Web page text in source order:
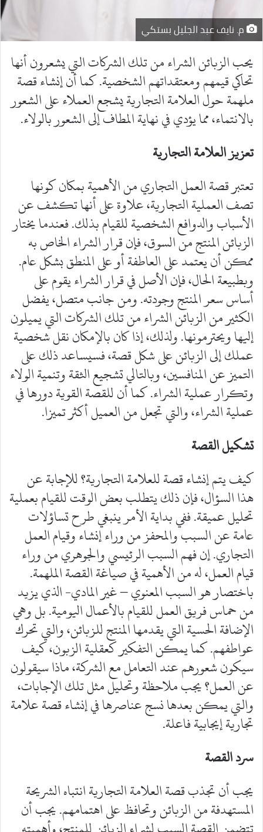
م. نايف عبد الجليل بستكي
يحب الزبائن الشراء من تلك الشركات التي يشعرون أنها
تحاكي قيمهم ومعتقداتهم الشخصية. كما أن إنشاء قصة
ملهمة حول العلامة التجارية يشجع العملاء على الشعور
بالانتماء، مما يؤدي في نهاية المطاف إلى الشعور بالولاء.
تعزيز العلامة التجارية
تعتبر قصة العمل التجاري من الأهمية بمكان كونها
تصف العملية التجارية، علاوة على أنها تكشف عن
الأسباب والدوافع الشخصية للقيام بذلك. فعندما يختار
الزبائن المنتج من السوق، فإن قرار الشراء الخاص به
ممكن أن يعتمد على العاطفة أو على المنطق بشكل عام.
وبطبيعة الحال، فإن الأصل في قرار الشراء يقوم على
أساس سعر المنتج وجودته. ومن جانب متصل، يفضل
الكثير من الزبائن الشراء من تلك الشركات التي يميلون
إليها ويحترمونها. ولذلك، إذا كان بالإمكان نقل شخصية
عملك إلى الزبائن على شكل قصة، فسيساعد ذلك على
التميز عن المنافسين، وبالتالي تشجيع الثقة وتنمية الولاء
وتكرار عملية الشراء. كما أن للقصة القوية دورها في
عملية الشراء، والتي تجعل من العميل أكثر تميزا.
تشكيل القصة
كيف يتم إنشاء قصة للعلامة التجارية؟ للإجابة عن
هذا السؤال، فإن ذلك يتطلب بعض الوقت للقيام بعملية
تحليل عميقة. ففي بداية الأمر ينبغي طرح تساؤلات
عامة عن السبب والمحفز من وراء إنشاء وقيام العمل
التجاري. إن فهم السبب الرئيسي والجوهري من وراء
قيام العمل، له من الأهمية في صياغة القصة الملهمة.
باختصار هو السبب المعنوي – غير المادي- الذي يزيد
من حماس فريق العمل للقيام بالأعمال اليومية. بل وهي
الإضافة الحسية التي يقدمها المنتج للزبائن، والتي تحرك
عواطفهم. كما يمكن التفكير كعقلية الزبون، كيف
سيكون شعورهم عند التعامل مع الشركة، ماذا سيقولون
عن العمل؟ يجب ملاحظة وتحليل مثل تلك الإجابات،
والتي يمكن بعدها نسج عناصرها في إنشاء قصة علامة
تجارية إيجابية فاعلة.
سرد القصة
يجب أن تجذب قصة العلامة التجارية انتباه الشريحة
المستهدفة من الزبائن وتحافظ على اهتمامهم. يجب أن